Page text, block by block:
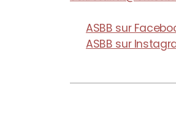
ASBB sur
ASBB sur